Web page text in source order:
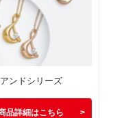
アンドシリーズ
品詳細はこちら